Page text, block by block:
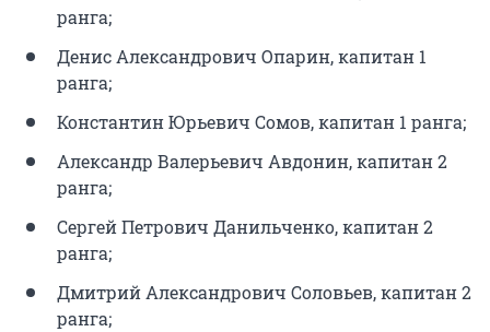
ранга;
Денис Александрович Опарин, капитан 1
ранга;
Константин Юрьевич Сомов, капитан 1 ранга;
Александр Валерьевич Авдонин, капитан 2
ранга;
Сергей Петрович Данильченко, капитан 2
ранга;
Дмитрий Александрович Соловьев, капитан 2
ранга;